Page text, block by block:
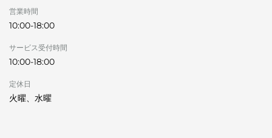
営業時間
10:00-18:00
サービス受付時間
10:00-18:00
定休日
火曜、水曜